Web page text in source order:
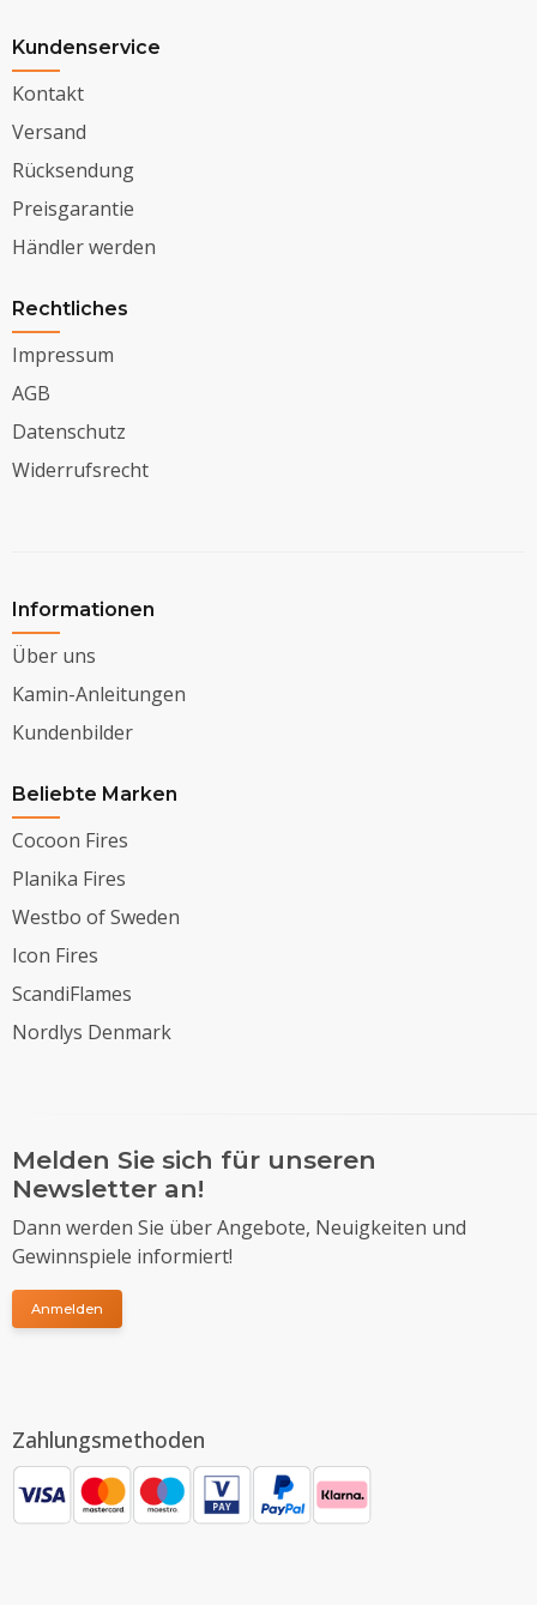
Kundenservice
Kontakt
Versand
Rücksendung
Preisgarantie
Händler werden
Rechtliches
Impressum
AGB
Datenschutz
Widerrufsrecht
Informationen
Über uns
Kamin-Anleitungen
Kundenbilder
Beliebte Marken
Cocoon Fires
Planika Fires
Westbo of Sweden
Icon Fires
ScandiFlames
Nordlys Denmark
Melden Sie sich für unseren
Newsletter an!
Dann werden Sie über Angebote, Neuigkeiten und
Gewinnspiele informiert!
Anmelden
Zahlungsmethoden